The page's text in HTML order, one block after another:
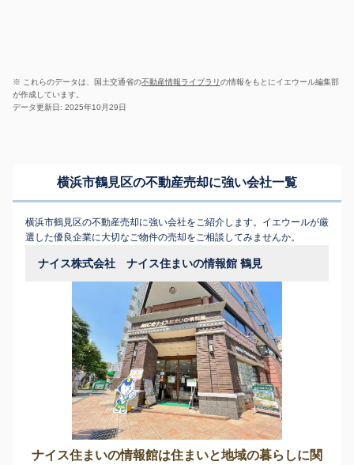
※ これらのデータは、国土交通省の不動産情報ライブラリの情報をもとにイエウール編集部
が作成しています。
データ更新日: 2025年10月29日
横浜市鶴見区の不動産売却に強い会社一覧
横浜市鶴見区の不動産売却に強い会社をご紹介します。イエウールが厳
選した優良企業に大切なご物件の売却をご相談してみませんか。
ナイス株式会社 ナイス住まいの情報館 鶴見
ナイス住まいの情報館は住まいと地域の暮らしに関